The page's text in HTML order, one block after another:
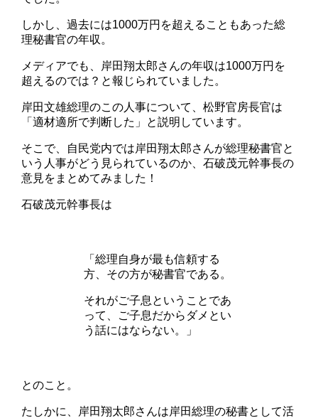
しかし、過去には1000万円を超えることもあった総
理秘書官の年収。
メディアでも、岸田翔太郎さんの年収は1000万円を
超えるのでは？と報じられていました。
岸田文雄総理のこの人事について、松野官房長官は
「適材適所で判断した」と説明しています。
そこで、自民党内では岸田翔太郎さんが総理秘書官と
いう人事がどう見られているのか、石破茂元幹事長の
意見をまとめてみました！
石破茂元幹事長は
「総理自身が最も信頼する
方、その方が秘書官である。
それがご子息ということであ
って、ご子息だからダメとい
う話にはならない。」
とのこと。
たしかに、岸田翔太郎さんは岸田総理の秘書として活